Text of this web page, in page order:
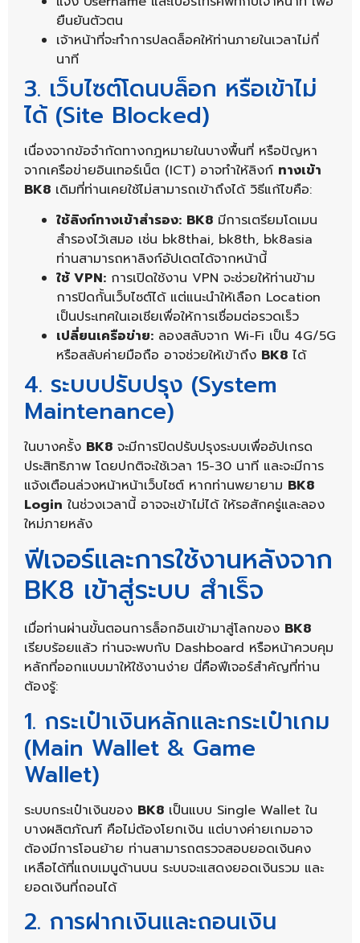
ยืนยันตัวตน
เจ้าหน้าที่จะทำการปลดล็อคให้ท่านภายในเวลาไม่กี่
นาที
3. เว็บไซต์โดนบล็อก หรือเข้าไม่
ได้ (Site Blocked)
เนื่องจากข้อจำกัดทางกฎหมายในบางพื้นที่ หรือปัญหา
จากเครือข่ายอินเทอร์เน็ต (ICT) อาจทำให้ลิงก์ ทางเข้า
BK8 เดิมที่ท่านเคยใช้ไม่สามารถเข้าถึงได้ วิธีแก้ไขคือ:
ใช้ลิงก์ทางเข้าสำรอง: BK8 มีการเตรียมโดเมน
สำรองไว้เสมอ เช่น bk8thai, bk8th, bk8asia
ท่านสามารถหาลิงก์อัปเดตได้จากหน้านี้
ใช้ VPN: การเปิดใช้งาน VPN จะช่วยให้ท่านข้าม
การปิดกั้นเว็บไซต์ได้ แต่แนะนำให้เลือก Location
เป็นประเทศในเอเชียเพื่อให้การเชื่อมต่อรวดเร็ว
เปลี่ยนเครือข่าย: ลองสลับจาก Wi-Fi เป็น 4G/5G
หรือสลับค่ายมือถือ อาจช่วยให้เข้าถึง BK8 ได้
4. ระบบปรับปรุง (System
Maintenance)
ในบางครั้ง BK8 จะมีการปิดปรับปรุงระบบเพื่ออัปเกรด
ประสิทธิภาพ โดยปกติจะใช้เวลา 15-30 นาที และจะมีการ
แจ้งเตือนล่วงหน้าหน้าเว็บไซต์ หากท่านพยายาม BK8
Login ในช่วงเวลานี้ อาจจะเข้าไม่ได้ ให้รอสักครู่และลอง
ใหม่ภายหลัง
ฟีเจอร์และการใช้งานหลังจาก
BK8 เข้าสู่ระบบ สำเร็จ
เมื่อท่านผ่านขั้นตอนการล็อกอินเข้ามาสู่โลกของ BK8
เรียบร้อยแล้ว ท่านจะพบกับ Dashboard หรือหน้าควบคุม
หลักที่ออกแบบมาให้ใช้งานง่าย นี่คือฟีเจอร์สำคัญที่ท่าน
ต้องรู้:
1. กระเป๋าเงินหลักและกระเป๋าเกม
(Main Wallet & Game
Wallet)
ระบบกระเป๋าเงินของ BK8 เป็นแบบ Single Wallet ใน
บางผลิตภัณฑ์ คือไม่ต้องโยกเงิน แต่บางค่ายเกมอาจ
ต้องมีการโอนย้าย ท่านสามารถตรวจสอบยอดเงินคง
เหลือได้ที่แถบเมนูด้านบน ระบบจะแสดงยอดเงินรวม และ
ยอดเงินที่ถอนได้
2. การฝากเงินและถอนเงิน